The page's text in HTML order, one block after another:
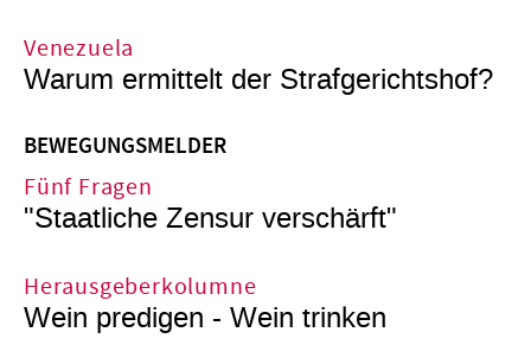
Venezuela
Warum ermittelt der Strafgerichtshof?
BEWEGUNGSMELDER
Fünf Fragen
"Staatliche Zensur verschärft"
Herausgeberkolumne
Wein predigen - Wein trinken